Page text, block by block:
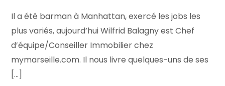
Il a été barman à Manhattan, exercé les jobs les
plus variés, aujourd’hui Wilfrid Balagny est Chef
d’équipe/Conseiller Immobilier chez
mymarseille.com. Il nous livre quelques-uns de ses
[...]